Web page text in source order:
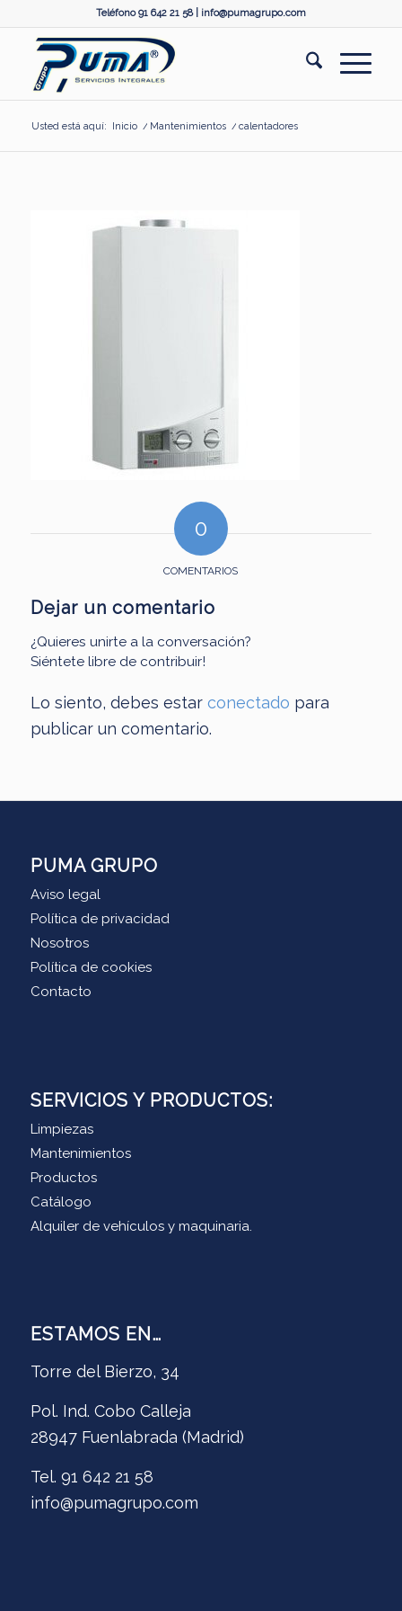
Teléfono 91 642 21 58 | info@pumagrupo.com
Usted está aquí: Inicio / Mantenimientos / calentadores
0
COMENTARIOS
Dejar un comentario
¿Quieres unirte a la conversación?
Siéntete libre de contribuir!
Lo siento, debes estar conectado para
publicar un comentario.
PUMA GRUPO
Aviso legal
Política de privacidad
Nosotros
Política de cookies
Contacto
SERVICIOS Y PRODUCTOS:
Limpiezas
Mantenimientos
Productos
Catálogo
Alquiler de vehículos y maquinaria.
ESTAMOS EN…
Torre del Bierzo, 34
Pol. Ind. Cobo Calleja
28947 Fuenlabrada (Madrid)
Tel. 91 642 21 58
info@pumagrupo.com